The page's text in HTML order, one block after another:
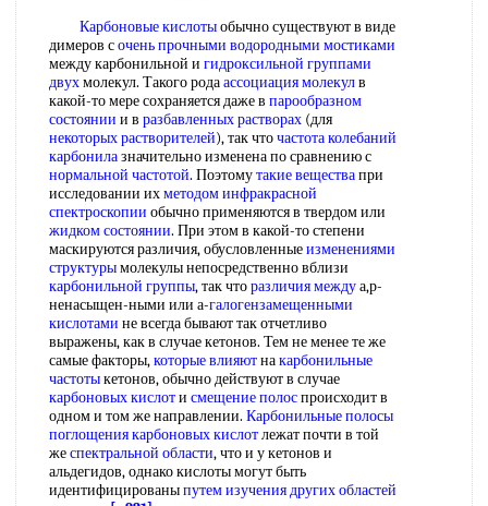
Карбоновые кислотыобычно существуют в виде
димеров сочень прочными водородными мостиками
между карбонильной и гидроксильной группами
двухмолекул. Такого родаассоциация молекулв
какой-то мере сохраняется даже в парообразном
состоянии и в разбавленных растворах (для
некоторых растворителей), так чточастота колебаний
карбонилазначительно изменена по сравнению с
нормальной частотой. Поэтомутакие веществапри
исследовании ихметодом инфракрасной
спектроскопии обычно применяются в твердом или
жидком состоянии. При этом в какой-то степени
маскируются различия, обусловленныеизменениями
структурымолекулы непосредственно вблизи
карбонильной группы, так чторазличия междуа,р-
ненасыщен-ными или а-галогензамещенными
кислотами не всегда бывают так отчетливо
выражены, как в случае кетонов. Тем не менее те же
самые факторы,которые влияютнакарбонильные
частотыкетонов, обычно действуют в случае
карбоновых кислоти смещение полоспроисходит в
одном и том же направлении. Карбонильные полосы
поглощениякарбоновых кислотлежат почти в той
жеспектральной области, что и у кетонов и
альдегидов, однако кислоты могут быть
идентифицированыпутем изучениядругих областей